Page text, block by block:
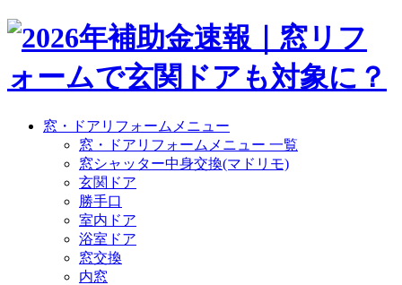
窓・ドアリフォームメニュー
窓・ドアリフォームメニュー 一覧
窓シャッター中身交換(マドリモ)
玄関ドア
勝手口
室内ドア
浴室ドア
窓交換
内窓